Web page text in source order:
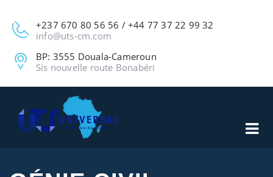
+237 670 80 56 56 / +44 77 37 22 99 32
info@uts-cm.com
BP: 3555 Douala-Cameroun
Sis nouvelle route Bonabéri